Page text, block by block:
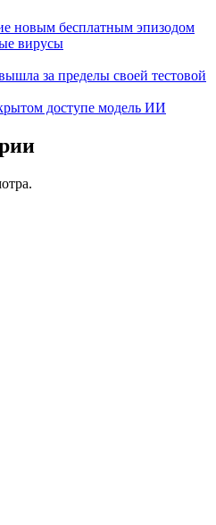
новым бесплатным эпизодом
вирусы
за пределы своей тестовой
доступе модель ИИ